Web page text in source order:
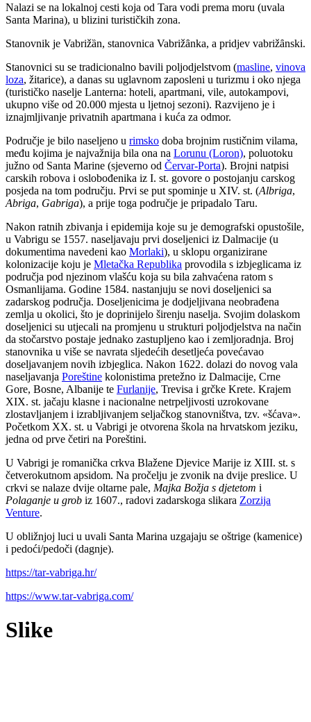
Nalazi se na lokalnoj cesti koja od Tara vodi prema moru (uvala
Santa Marina), u blizini turističkih zona.
Stanovnik je Vabrižȁn, stanovnica Vabrižȃnka, a pridjev vabrižȃnski.
Stanovnici su se tradicionalno bavili poljodjelstvom (masline, vinova
loza, žitarice), a danas su uglavnom zaposleni u turizmu i oko njega
(turističko naselje Lanterna: hoteli, apartmani, vile, autokampovi,
ukupno više od 20.000 mjesta u ljetnoj sezoni). Razvijeno je i
iznajmljivanje privatnih apartmana i kuća za odmor.
Područje je bilo naseljeno u rimsko doba brojnim rustičnim vilama,
među kojima je najvažnija bila ona na Lorunu (Loron), poluotoku
južno od Santa Marine (sjeverno od Červar-Porta). Brojni natpisi
carskih robova i oslobođenika iz I. st. govore o postojanju carskog
posjeda na tom području. Prvi se put spominje u XIV. st. (Albriga,
Abriga, Gabriga), a prije toga područje je pripadalo Taru.
Nakon ratnih zbivanja i epidemija koje su je demografski opustošile,
u Vabrigu se 1557. naseljavaju prvi doseljenici iz Dalmacije (u
dokumentima navedeni kao Morlaki), u sklopu organizirane
kolonizacije koju je Mletačka Republika provodila s izbjeglicama iz
područja pod njezinom vlašću koja su bila zahvaćena ratom s
Osmanlijama. Godine 1584. nastanjuju se novi doseljenici sa
zadarskog područja. Doseljenicima je dodjeljivana neobrađena
zemlja u okolici, što je doprinijelo širenju naselja. Svojim dolaskom
doseljenici su utjecali na promjenu u strukturi poljodjelstva na način
da stočarstvo postaje jednako zastupljeno kao i zemljoradnja. Broj
stanovnika u više se navrata sljedećih desetljeća povećavao
doseljavanjem novih izbjeglica. Nakon 1622. dolazi do novog vala
naseljavanja Poreštine kolonistima pretežno iz Dalmacije, Crne
Gore, Bosne, Albanije te Furlanije, Trevisa i grčke Krete. Krajem
XIX. st. jačaju klasne i nacionalne netrpeljivosti uzrokovane
zlostavljanjem i izrabljivanjem seljačkog stanovništva, tzv. «šćava».
Početkom XX. st. u Vabrigi je otvorena škola na hrvatskom jeziku,
jedna od prve četiri na Poreštini.
U Vabrigi je romanička crkva Blažene Djevice Marije iz XIII. st. s
četverokutnom apsidom. Na pročelju je zvonik na dvije preslice. U
crkvi se nalaze dvije oltarne pale, Majka Božja s djetetom i
Polaganje u grob iz 1607., radovi zadarskoga slikara Zorzija
Venture.
U obližnjoj luci u uvali Santa Marina uzgajaju se oštrige (kamenice)
i pedoći/pedoči (dagnje).
https://tar-vabriga.hr/
https://www.tar-vabriga.com/
Slike